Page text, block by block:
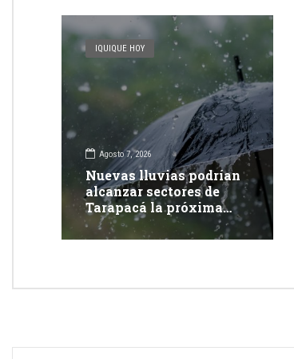
IQUIQUE HOY
Agosto 7, 2026
Nuevas lluvias podrían
alcanzar sectores de
Tarapacá la próxima
semana